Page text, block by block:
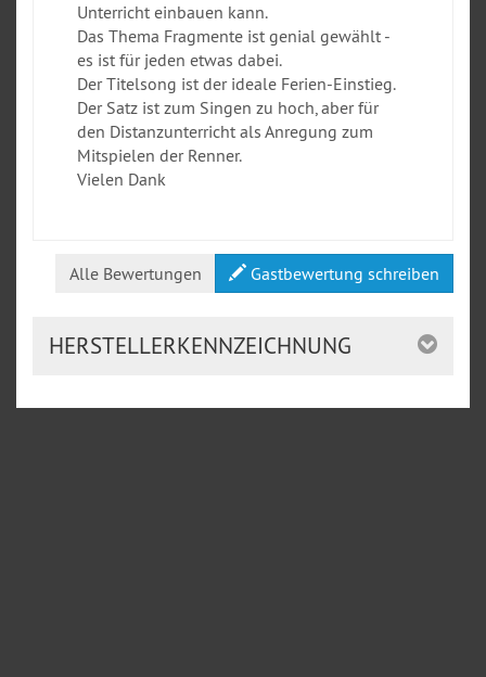
Unterricht einbauen kann.
Das Thema Fragmente ist genial gewählt -
es ist für jeden etwas dabei.
Der Titelsong ist der ideale Ferien-Einstieg.
Der Satz ist zum Singen zu hoch, aber für
den Distanzunterricht als Anregung zum
Mitspielen der Renner.
Vielen Dank
Alle Bewertungen Gastbewertung schreiben
HERSTELLERKENNZEICHNUNG